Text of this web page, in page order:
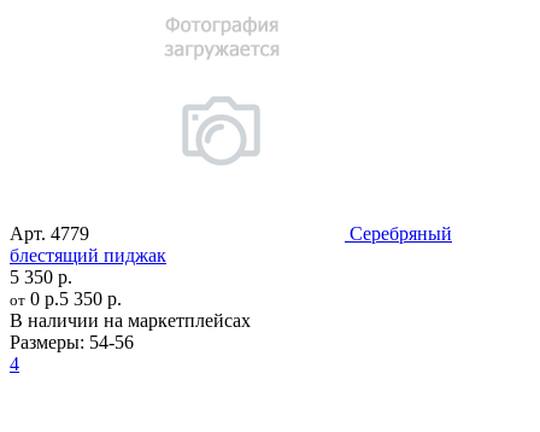
Арт. 4779
Серебряный
блестящий пиджак
5 350 р.
от 0 р.5 350 р.
В наличии на маркетплейсах
Размеры: 54-56
4